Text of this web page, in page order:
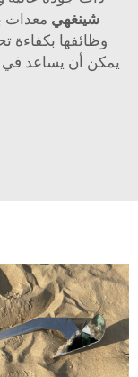
شينغهي معدات
وظائفها
يمكن أن يساعد في